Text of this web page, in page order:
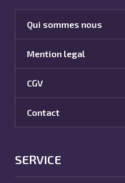
Qui sommes nous
Mention legal
CGV
Contact
SERVICE